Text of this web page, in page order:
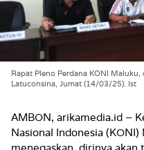
Rapat Pleno Perdana KONI
Latuconsina, Jumat (14/03/25). Ist
AMBON, arikamedia.id –
Nasional Indonesia